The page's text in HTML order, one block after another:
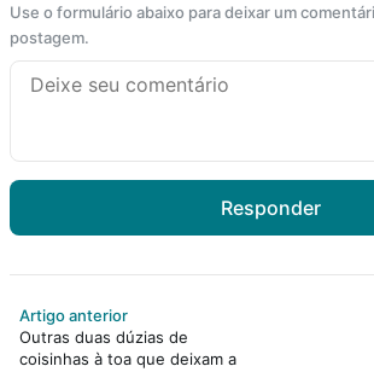
Use o formulário abaixo para deixar um
postagem.
Responder
Artigo anterior
Outras duas dúzias de
coisinhas à toa que deixam a